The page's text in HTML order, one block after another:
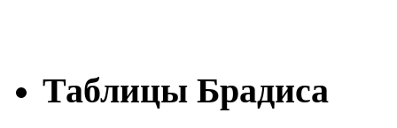
Таблицы Брадиса